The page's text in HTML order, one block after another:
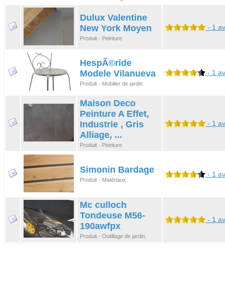
Dulux Valentine
New York Moyen
Produit - Peinture
- 1
HespÃ©ride
Modele Vilanueva
Produit - Mobilier de jardin
- 1
Maison Deco
Peinture A Effet,
Industrie , Gris
Alliage, ...
Produit - Peinture
- 1
Simonin Bardage
Produit - Matériaux
- 1
Mc culloch
Tondeuse M56-
190awfpx
Produit - Outillage de jardin
- 1